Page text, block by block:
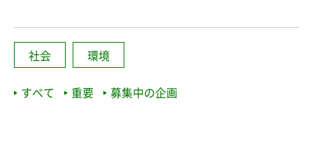
社会 環境
すべて 重要 募集中の企画